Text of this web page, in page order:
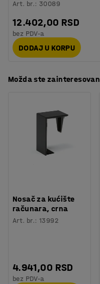
Art. br.:30089
12.402,00 RSD
bez PDV-a
DODAJ U KORPU
Možda ste
Nosač za kućište
računara, crna
Art. br.:13992
4.941,00 RSD
bez PDV-a